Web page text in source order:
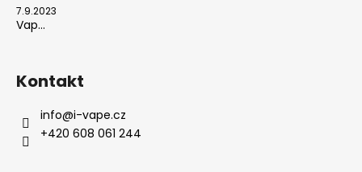
7.9.2023
Vap...
Kontakt
info@i-vape.cz
+420 608 061 244